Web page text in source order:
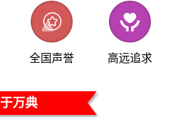
全国声誉 高远追求
万典